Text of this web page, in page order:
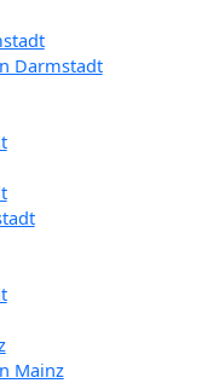
Darmstadt
Mainz